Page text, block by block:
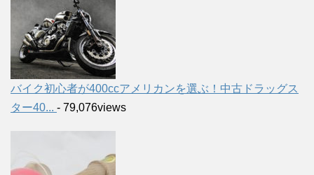
バイク初心者が400ccアメリカンを選ぶ！中古ドラッグス
ター40... - 79,076views